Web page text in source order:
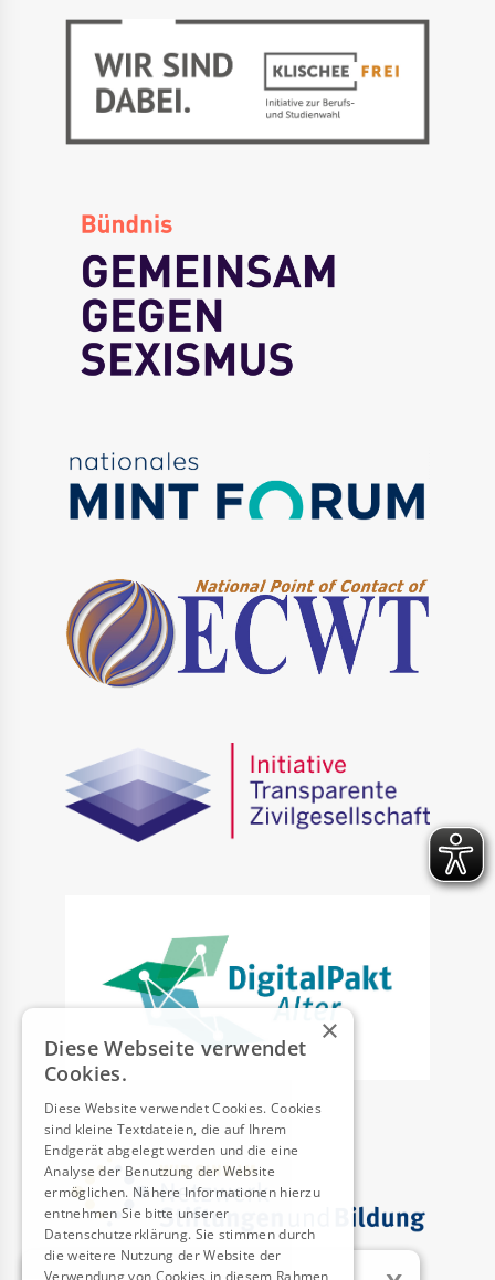
×
Diese Webseite verwendet
Cookies.
Diese Website verwendet Cookies. Cookies
sind kleine Textdateien, die auf Ihrem
Endgerät abgelegt werden und die eine
Analyse der Benutzung der Website
ermöglichen. Nähere Informationen hierzu
entnehmen Sie bitte unserer
Datenschutzerklärung. Sie stimmen durch
die weitere Nutzung der Website der
Verwendung von Cookies in diesem Rahmen